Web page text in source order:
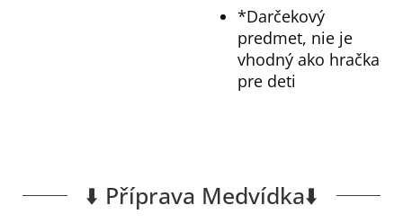
*Darčekový
predmet, nie je
vhodný ako hračka
pre deti
⬇️ Příprava Medvídka⬇️